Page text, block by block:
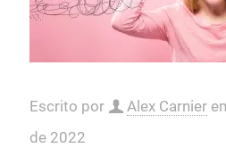
Escrito por Alex Carnier
de 2022